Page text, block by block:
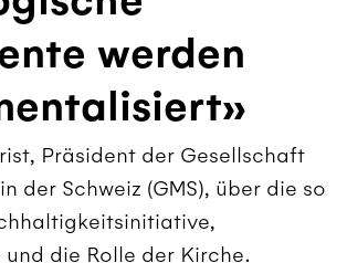
werden
Präsident der Gesellschaft
der Schweiz (GMS), über die so
die Rolle der Kirche.